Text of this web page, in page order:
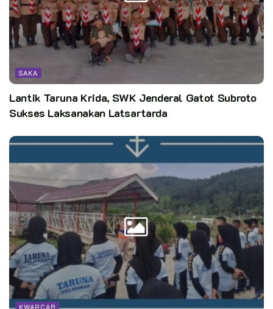
SAKA
Lantik Taruna Krida, SWK Jenderal Gatot Subroto
Sukses Laksanakan Latsartarda
KWARCAB